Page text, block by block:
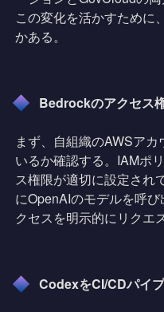
この変化を活かすために
かある。
Bedrockのアクセス
まず、自組織のAWSア
いるか確認する。IAMポ
ス権限が適切に設定され
にOpenAIのモデルを呼
クセスを明示的にリクエ
CodexをCI/CDパイ